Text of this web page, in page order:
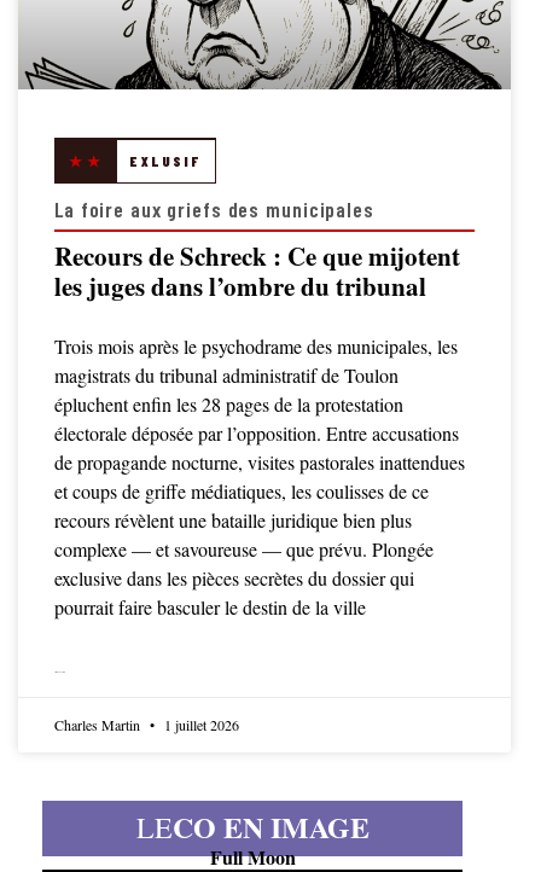
★★ EXLUSIF
La foire aux griefs des municipales
Recours de Schreck : Ce que mijotent
les juges dans l’ombre du tribunal
Trois mois après le psychodrame des municipales, les
magistrats du tribunal administratif de Toulon
épluchent enfin les 28 pages de la protestation
électorale déposée par l’opposition. Entre accusations
de propagande nocturne, visites pastorales inattendues
et coups de griffe médiatiques, les coulisses de ce
recours révèlent une bataille juridique bien plus
complexe — et savoureuse — que prévu. Plongée
exclusive dans les pièces secrètes du dossier qui
pourrait faire basculer le destin de la ville
Charles Martin 1 juillet 2026
LECO EN IMAGE
Full Moon